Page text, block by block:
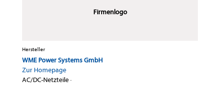
Firmenlogo
Hersteller
WME Power Systems GmbH
Zur Homepage
AC/DC-Netzteile·